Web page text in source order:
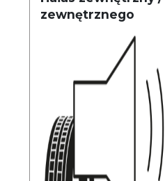
zewnętrznego